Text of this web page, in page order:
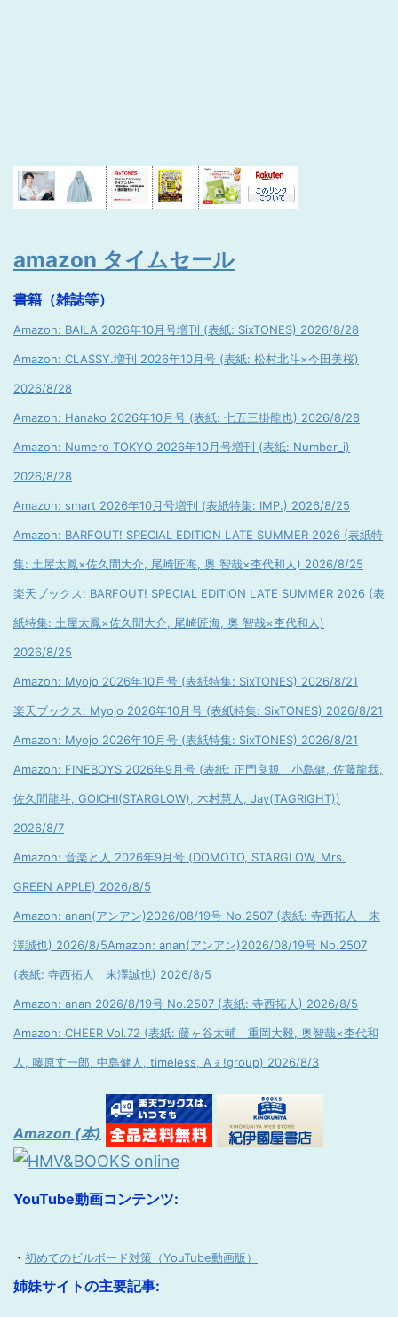
amazon タイムセール
書籍（雑誌等）
Amazon: BAILA 2026年10月号増刊 (表紙: SixTONES) 2026/8/28
Amazon: CLASSY.増刊 2026年10月号 (表紙: 松村北斗×今田美桜)
2026/8/28
Amazon: Hanako 2026年10月号 (表紙: 七五三掛龍也) 2026/8/28
Amazon: Numero TOKYO 2026年10月号増刊 (表紙: Number_i)
2026/8/28
Amazon: smart 2026年10月号増刊 (表紙特集: IMP.) 2026/8/25
Amazon: BARFOUT! SPECIAL EDITION LATE SUMMER 2026 (表紙特
集: 土屋太鳳×佐久間大介, 尾崎匠海, 奥 智哉×杢代和人) 2026/8/25
楽天ブックス: BARFOUT! SPECIAL EDITION LATE SUMMER 2026 (表
紙特集: 土屋太鳳×佐久間大介, 尾崎匠海, 奥 智哉×杢代和人)
2026/8/25
Amazon: Myojo 2026年10月号 (表紙特集: SixTONES) 2026/8/21
楽天ブックス: Myojo 2026年10月号 (表紙特集: SixTONES) 2026/8/21
Amazon: Myojo 2026年10月号 (表紙特集: SixTONES) 2026/8/21
Amazon: FINEBOYS 2026年9月号 (表紙: 正門良規 小島健, 佐藤龍我,
佐久間龍斗, GOICHI(STARGLOW), 木村慧人, Jay(TAGRIGHT))
2026/8/7
Amazon: 音楽と人 2026年9月号 (DOMOTO, STARGLOW, Mrs.
GREEN APPLE) 2026/8/5
Amazon: anan(アンアン)2026/08/19号 No.2507 (表紙: 寺西拓人 末
澤誠也) 2026/8/5Amazon: anan(アンアン)2026/08/19号 No.2507
(表紙: 寺西拓人 末澤誠也) 2026/8/5
Amazon: anan 2026/8/19号 No.2507 (表紙: 寺西拓人) 2026/8/5
Amazon: CHEER Vol.72 (表紙: 藤ヶ谷太輔 重岡大毅, 奥智哉×杢代和
人, 藤原丈一郎, 中島健人, timeless, Aぇ!group) 2026/8/3
Amazon (本)
YouTube動画コンテンツ:
・ 初めてのビルボード対策（YouTube動画版）
姉妹サイトの主要記事: